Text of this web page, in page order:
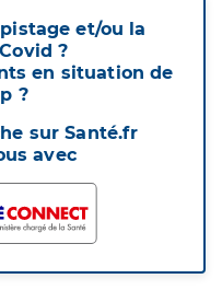
et/ou la
?
en situation de
?
sur Santé.fr
avec